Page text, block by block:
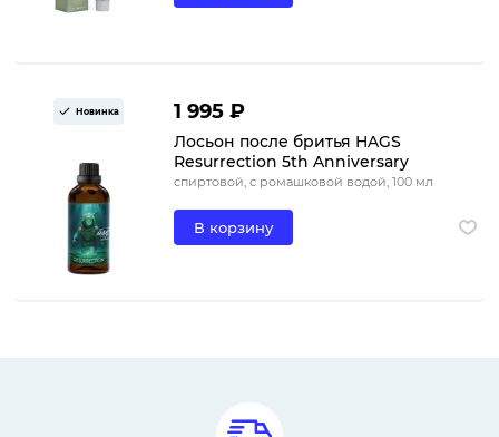
Новинка 1 995 ₽
Лосьон после бритья HAGS
Resurrection 5th Anniversary
спиртовой, с ромашковой водой, 100 мл
В корзину